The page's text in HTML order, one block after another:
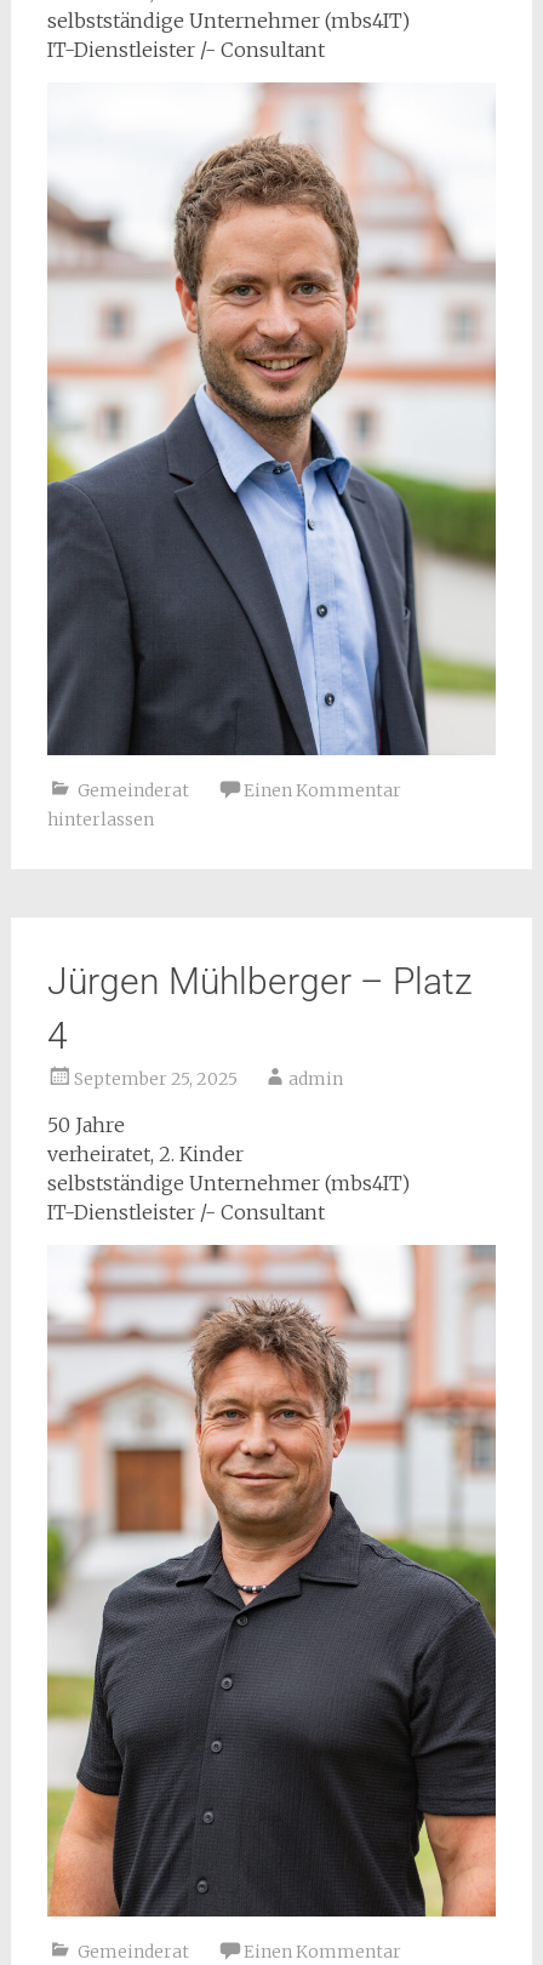
selbstständige Unternehmer (mbs4IT)
IT-Dienstleister /- Consultant
Gemeinderat
Einen Kommentar
hinterlassen
Jürgen Mühlberger – Platz
4
September 25, 2025 admin
50 Jahre
verheiratet, 2. Kinder
selbstständige Unternehmer (mbs4IT)
IT-Dienstleister /- Consultant
Gemeinderat
Einen Kommentar